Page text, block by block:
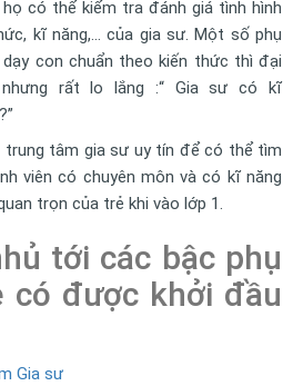
có thể kiểm tra đánh giá tình hình
kĩ năng,… của gia sư. Một số phụ
con chuẩn theo kiến thức thì đại
rất lo lắng :“ Gia sư có kĩ
trung tâm gia sư uy tín để có thể tìm
viên có chuyên môn và có kĩ năng
trọn của trẻ khi vào lớp 1.
tới các bậc phụ
có được khởi đầu
Gia sư